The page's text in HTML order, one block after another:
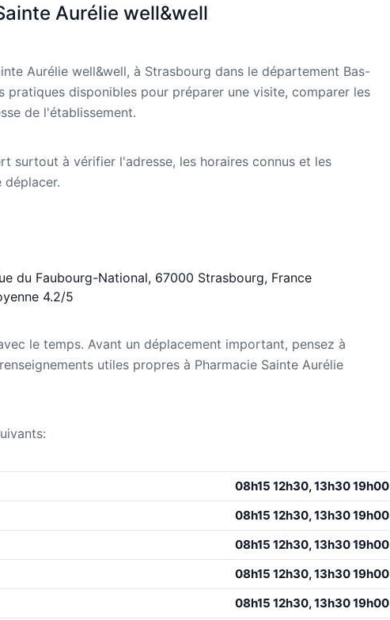
Aurélie well&well
Aurélie well&well, à Strasbourg dans le département Bas-
pratiques disponibles pour préparer une visite, comparer les
de l'établissement.
surtout à vérifier l'adresse, les horaires connus et les
déplacer.
du Faubourg-National, 67000 Strasbourg, France
4.2/5
le temps. Avant un déplacement important, pensez à
utiles propres à Pharmacie Sainte Aurélie
08h15 12h30, 13h30 19h00
08h15 12h30, 13h30 19h00
08h15 12h30, 13h30 19h00
08h15 12h30, 13h30 19h00
08h15 12h30, 13h30 19h00